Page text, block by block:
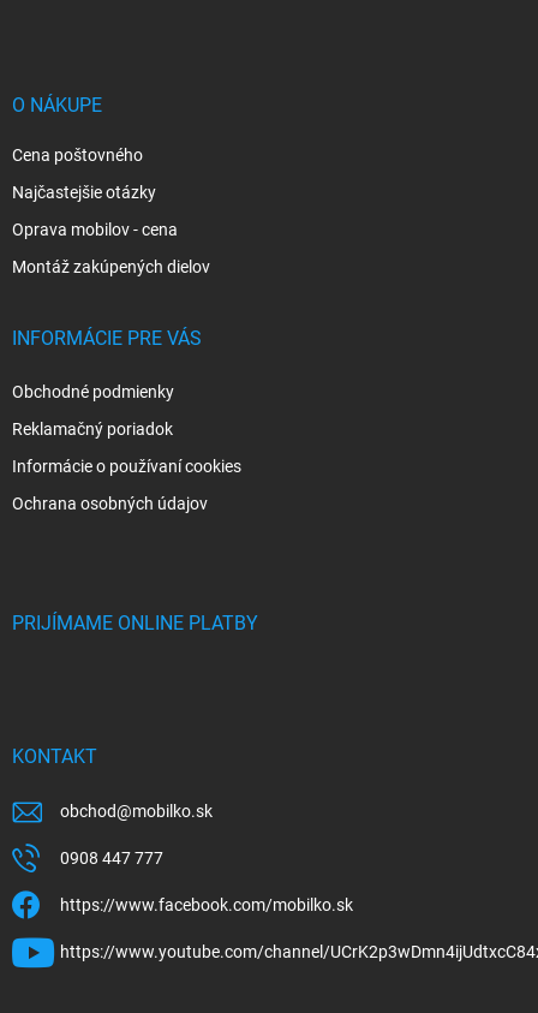
O NÁKUPE
Cena poštovného
Najčastejšie otázky
Oprava mobilov - cena
Montáž zakúpených dielov
INFORMÁCIE PRE VÁS
Obchodné podmienky
Reklamačný poriadok
Informácie o používaní cookies
Ochrana osobných údajov
PRIJÍMAME ONLINE PLATBY
KONTAKT
obchod@mobilko.sk
0908 447 777
https://www.facebook.com/mobilko.sk
https://www.youtube.com/channel/